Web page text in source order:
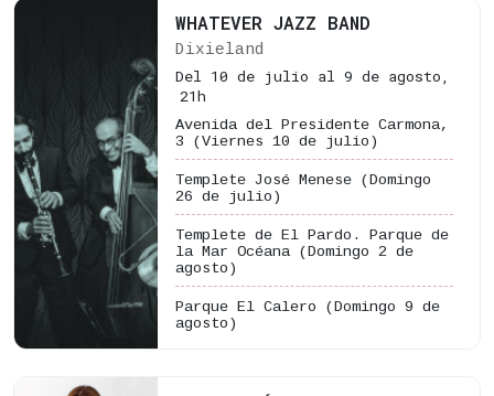
WHATEVER JAZZ BAND
Dixieland
Del 10 de julio al 9 de agosto,
21h
Avenida del Presidente Carmona,
3 (Viernes 10 de julio)
Templete José Menese (Domingo
26 de julio)
Templete de El Pardo. Parque de
la Mar Océana (Domingo 2 de
agosto)
Parque El Calero (Domingo 9 de
agosto)